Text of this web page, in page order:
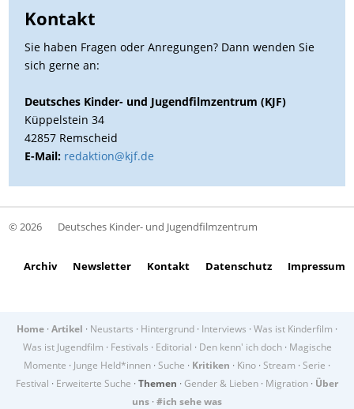
Kontakt
Sie haben Fragen oder Anregungen? Dann wenden Sie
sich gerne an:
Deutsches Kinder- und Jugendfilmzentrum (KJF)
Küppelstein 34
42857 Remscheid
E-Mail: redaktion@kjf.de
© 2026 Deutsches Kinder- und Jugendfilmzentrum
Archiv Newsletter Kontakt Datenschutz Impressum
Home · Artikel · Neustarts · Hintergrund · Interviews · Was ist Kinderfilm ·
Was ist Jugendfilm · Festivals · Editorial · Den kenn' ich doch· Magische
Momente · Junge Held*innen · Suche · Kritiken · Kino · Stream · Serie ·
Festival · Erweiterte Suche · Themen · Gender & Lieben · Migration · Über
uns · #ich sehe was